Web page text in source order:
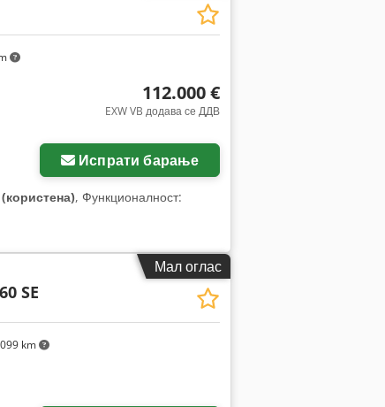
112.000 €
EXW VB додава се ДДВ
Испрати барање
, Функционалност:
Мал оглас
km
SE